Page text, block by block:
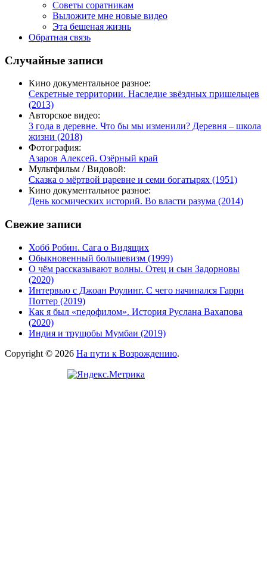
Советы соратникам
Выложите мне новые видео
Эта бешеная жизнь
Обратная связь
Случайные записи
Кино документальное разное:
Секретные территории. Наследие звёздных пришельцев
(2013)
Авторское видео:
3 года в деревне. Что бы мы изменили? Деревня – школа
жизни (2018)
Фотография:
Азаров Алексей. Озёрный край
Мультфильм / Видовой:
Сказка о мёртвой царевне и семи богатырях (1951)
Кино документальное разное:
День космических историй. Во власти разума (2014)
Свежие записи
Хобб Робин. Сага о Видящих
Обыкновенный большевизм (1999)
О чём рассказывают волны. Отец и сын Задорновы
(2020)
Интервью с Джоан Роулинг. С чего начинался Гарри
Поттер (2019)
Как я был «педофилом». История Руслана Вахапова
(2020)
Индия и трущобы Мумбаи (2019)
Copyright © 2026 На пути к Возрождению.